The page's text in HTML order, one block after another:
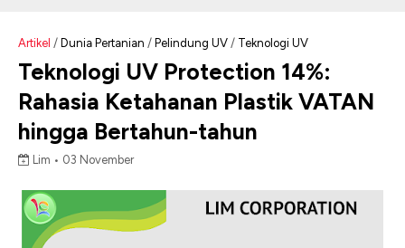
Artikel / Dunia Pertanian / Pelindung UV / Teknologi UV
Teknologi UV Protection 14%:
Rahasia Ketahanan Plastik VATAN
hingga Bertahun-tahun
Lim • 03 November